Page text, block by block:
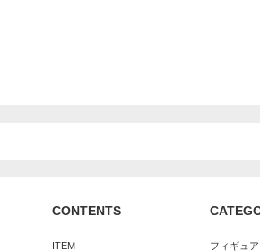
CONTENTS
ITEM フィギュ